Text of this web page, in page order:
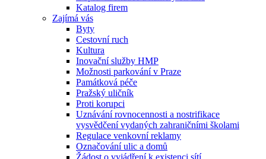
Katalog firem
Zajímá vás
Byty
Cestovní ruch
Kultura
Inovační služby HMP
Možnosti parkování v Praze
Památková péče
Pražský uličník
Proti korupci
Uznávání rovnocennosti a nostrifikace
vysvědčení vydaných zahraničními školami
Regulace venkovní reklamy
Označování ulic a domů
Žádost o vyjádření k existenci sítí